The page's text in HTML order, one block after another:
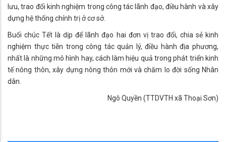
lưu, trao đổi kinh nghiệm trong công tác lãnh đạo, điều hành và xây
dựng hệ thống chính trị ở cơ sở.
Buổi chúc Tết là dịp để lãnh đạo hai đơn vị trao đổi, chia sẻ kinh
nghiệm thực tiễn trong công tác quản lý, điều hành địa phương,
nhất là những mô hình hay, cách làm hiệu quả trong phát triển kinh
tế nông thôn, xây dựng nông thôn mới và chăm lo đời sống Nhân
dân.
Ngô Quyền (TTDVTH xã Thoại Sơn)